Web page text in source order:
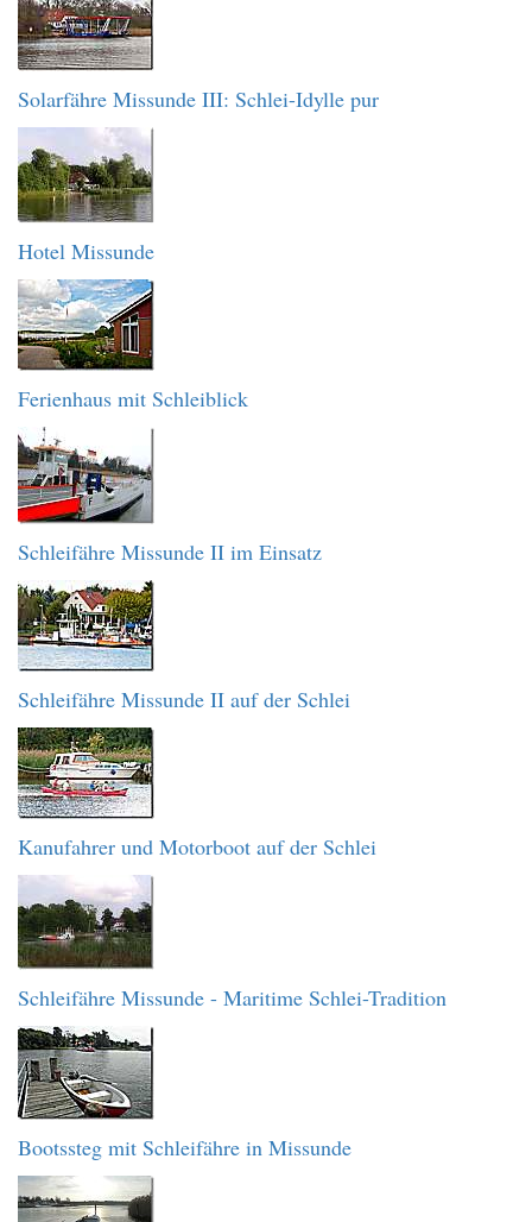
Solarfähre Missunde III: Schlei-Idylle pur
Hotel Missunde
Ferienhaus mit Schleiblick
Schleifähre Missunde II im Einsatz
Schleifähre Missunde II auf der Schlei
Kanufahrer und Motorboot auf der Schlei
Schleifähre Missunde - Maritime Schlei-Tradition
Bootssteg mit Schleifähre in Missunde